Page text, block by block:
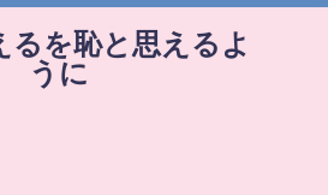
るを恥と思えるよ
うに